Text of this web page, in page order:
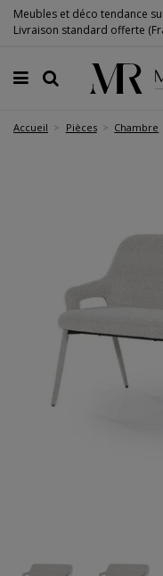
Meubles et déco tendance
Livraison standard offerte
Accueil Pièces Chambre